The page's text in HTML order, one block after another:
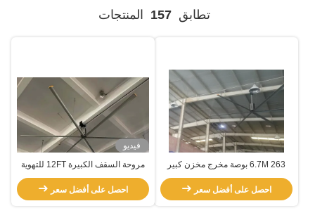
تطابق157 المنتجات
6.7M 263 بوصة مخرج مخزن كبير
HVLS المروحة الصناعية
احصل على أفضل سعر
فيديو
مروحة السقف الكبيرة 12FT للتهوية
الهوائية للمستودع
احصل على أفضل سعر